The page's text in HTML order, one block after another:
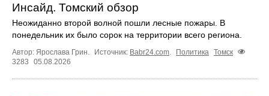
Инсайд. Томский обзор
Неожиданно второй волной пошли лесные пожары. В
понедельник их было сорок на территории всего региона.
Автор: Ярослава Грин. Источник: Babr24.com. Политика Томск
3283
05.08.2026